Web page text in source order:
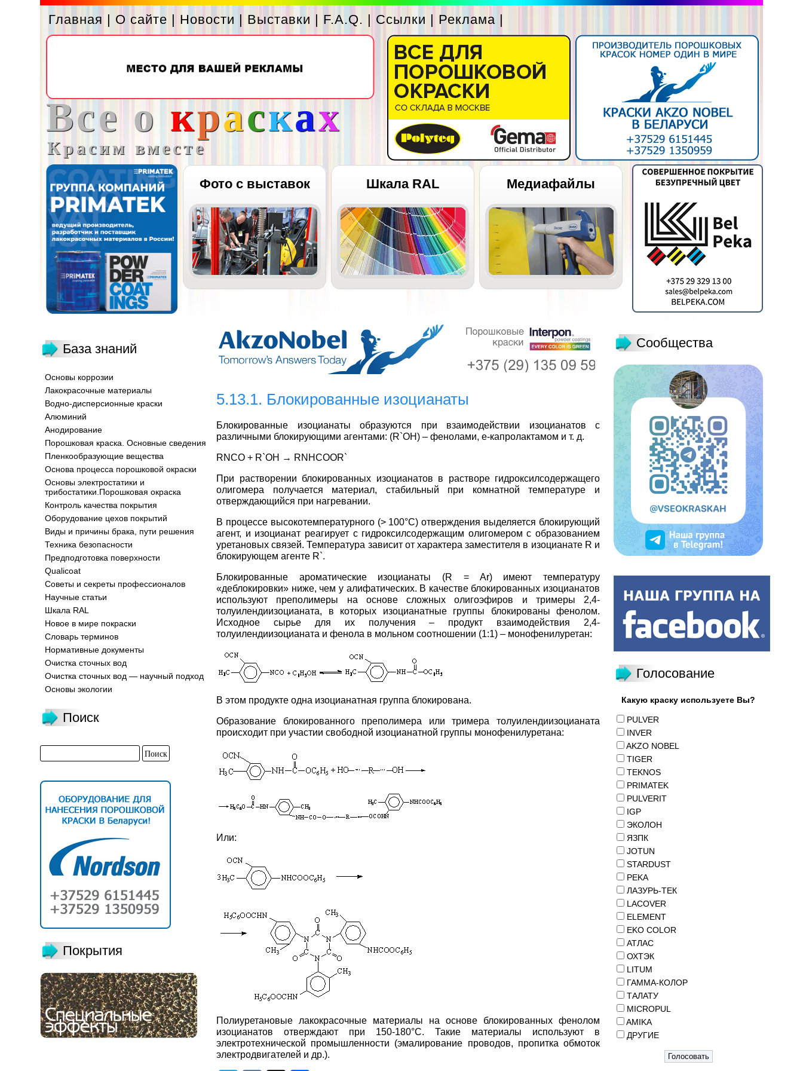
Главная | О сайте | Новости | Выставки | F.A.Q. | Ссылки | Реклама |
Все о красках
Красим вместе
Фото с выставок Шкала RAL Медиафайлы
База знаний
Основы коррозии
Лакокрасочные материалы
Водно-дисперсионные краски
Алюминий
Анодирование
Порошковая краска. Основные сведения
Пленкообразующие вещества
Основа процесса порошковой окраски
Основы электростатики и
трибостатики.Порошковая окраска
Контроль качества покрытия
Оборудование цехов покрытий
Виды и причины брака, пути решения
Техника безопасности
Предподготовка поверхности
Qualicoat
Советы и секреты профессионалов
Научные статьи
Шкала RAL
Новое в мире покраски
Словарь терминов
Нормативные документы
Очистка сточных вод
Очистка сточных вод — научный подход
Основы экологии
Поиск
Покрытия
5.13.1. Блокированные изоцианаты
Блокированные изоцианаты образуются при взаимодействии изоцианатов с
различными блокирующими агентами: (R`OH) – фенолами, e-капролактамом и т. д.
RNCO + R`OH → RNHCOOR`
При растворении блокированных изоцианатов в растворе гидроксилсодержащего
олигомера получается материал, стабильный при комнатной температуре и
отверждающийся при нагревании.
В процессе высокотемпературного (> 100°С) отверждения выделяется блокирующий
агент, и изоцианат реагирует с гидроксилсодержащим олигомером с образованием
уретановых связей. Температура зависит от характера заместителя в изоцианате R и
блокирующем агенте R`.
Блокированные ароматические изоцианаты (R = Ar) имеют температуру
«деблокировки» ниже, чем у алифатических. В качестве блокированных изоцианатов
используют преполимеры на основе сложных олигоэфиров и тримеры 2,4-
толуилендиизоцианата, в которых изоцианатные группы блокированы фенолом.
Исходное сырье для их получения – продукт взаимодействия 2,4-
толуилендиизоцианата и фенола в мольном соотношении (1:1) – монофенилуретан:
В этом продукте одна изоцианатная группа блокирована.
Образование блокированного преполимера или тримера толуилендиизоцианата
происходит при участии свободной изоцианатной группы монофенилуретана:
Или:
Полиуретановые лакокрасочные материалы на основе блокированных фенолом
изоцианатов отверждают при 150-180°С. Такие материалы используют в
электротехнической промышленности (эмалирование проводов, пропитка обмоток
электродвигателей и др.).
Сообщества
Голосование
Какую краску используете Вы?
PULVER
INVER
AKZO NOBEL
TIGER
TEKNOS
PRIMATEK
PULVERIT
IGP
ЭКОЛОН
ЯЗПК
JOTUN
STARDUST
PEKA
ЛАЗУРЬ-ТЕК
LACOVER
ELEMENT
EKO COLOR
АТЛАС
ОХТЭК
LITUM
ГАММА-КОЛОР
ТАЛАТУ
MICROPUL
AMIKA
ДРУГИЕ